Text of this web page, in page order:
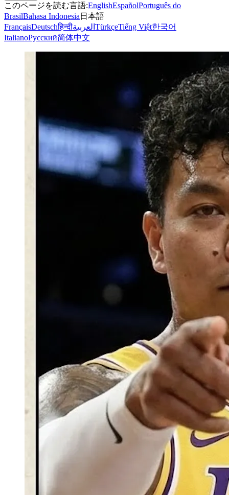
このページを読む言語:EnglishEspañolPortuguês do
BrasilBahasa Indonesia 日本語
FrançaisDeutschहिन्दीالعربية TürkçeTiếng Việt한국어
ItalianoРусский简体中文